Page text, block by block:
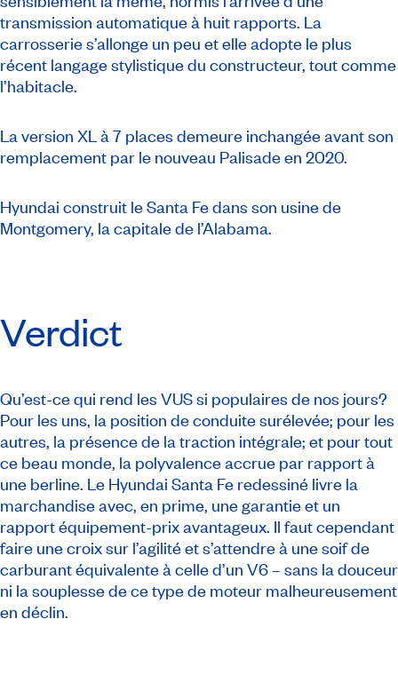
transmission automatique à huit rapports. La
carrosserie s’allonge un peu et elle adopte le plus
récent langage stylistique du constructeur, tout comme
l’habitacle.
La version XL à 7 places demeure inchangée avant son
remplacement par le nouveau Palisade en 2020.
Hyundai construit le Santa Fe dans son usine de
Montgomery, la capitale de l’Alabama.
Verdict
Qu’est-ce qui rend les VUS si populaires de nos jours?
Pour les uns, la position de conduite surélevée; pour les
autres, la présence de la traction intégrale; et pour tout
ce beau monde, la polyvalence accrue par rapport à
une berline. Le Hyundai Santa Fe redessiné livre la
marchandise avec, en prime, une garantie et un
rapport équipement-prix avantageux. Il faut cependant
faire une croix sur l’agilité et s’attendre à une soif de
carburant équivalente à celle d’un V6 – sans la douceur
ni la souplesse de ce type de moteur malheureusement
en déclin.